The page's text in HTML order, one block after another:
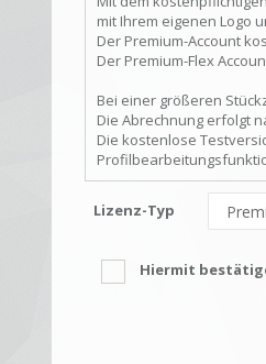
mit Ihrem eigenen Logo
Der Premium-Account
Der Premium-Flex
Bei einer größeren
Die Abrechnung erfolgt
Die kostenlose
Lizenz-Typ
Hiermit